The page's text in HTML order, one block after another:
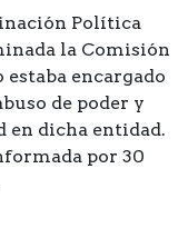
Política
la Comisión
estaba encargado
de poder y
en dicha entidad.
por 30